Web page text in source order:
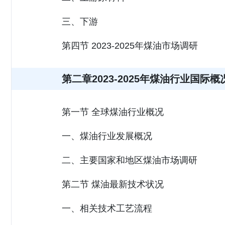
三、下游
第四节 2023-2025年煤油市场调研
第二章2023-2025年煤油行业国际概
第一节 全球煤油行业概况
一、煤油行业发展概况
二、主要国家和地区煤油市场调研
第二节 煤油最新技术状况
一、相关技术工艺流程